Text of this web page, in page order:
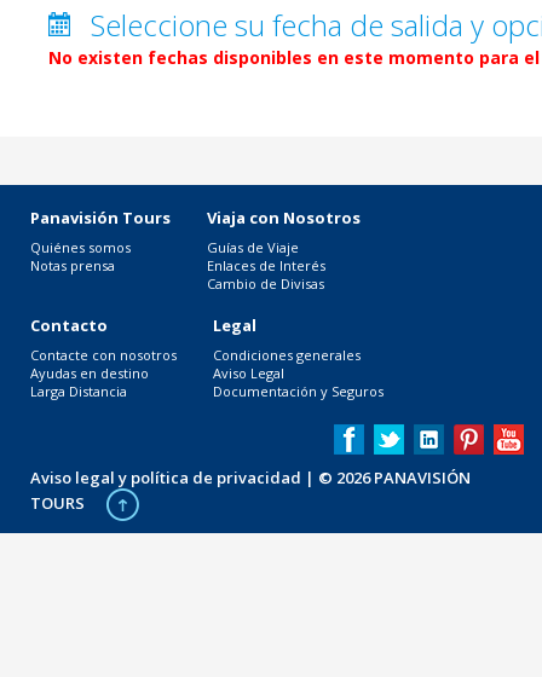
Seleccione su fecha de salida y
No existen fechas disponibles en este momento para
Panavisión Tours
Quiénes somos
Notas prensa
Viaja con Nosotros
Guías de Viaje
Enlaces de Interés
Cambio de Divisas
Contacto
Contacte con nosotros
Ayudas en destino
Larga Distancia
Legal
Condiciones generales
Aviso Legal
Documentación y Seguros
Aviso legal y política de privacidad | © 2026 PANAVISIÓN
TOURS